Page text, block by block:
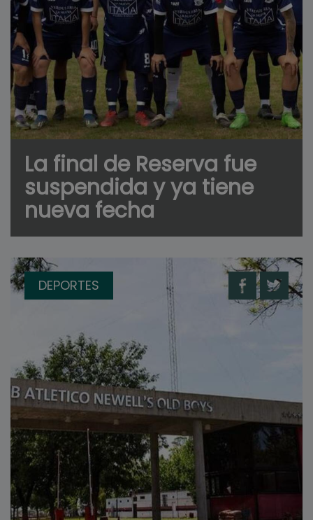
La final de Reserva fue
suspendida y ya tiene
nueva fecha
DEPORTES